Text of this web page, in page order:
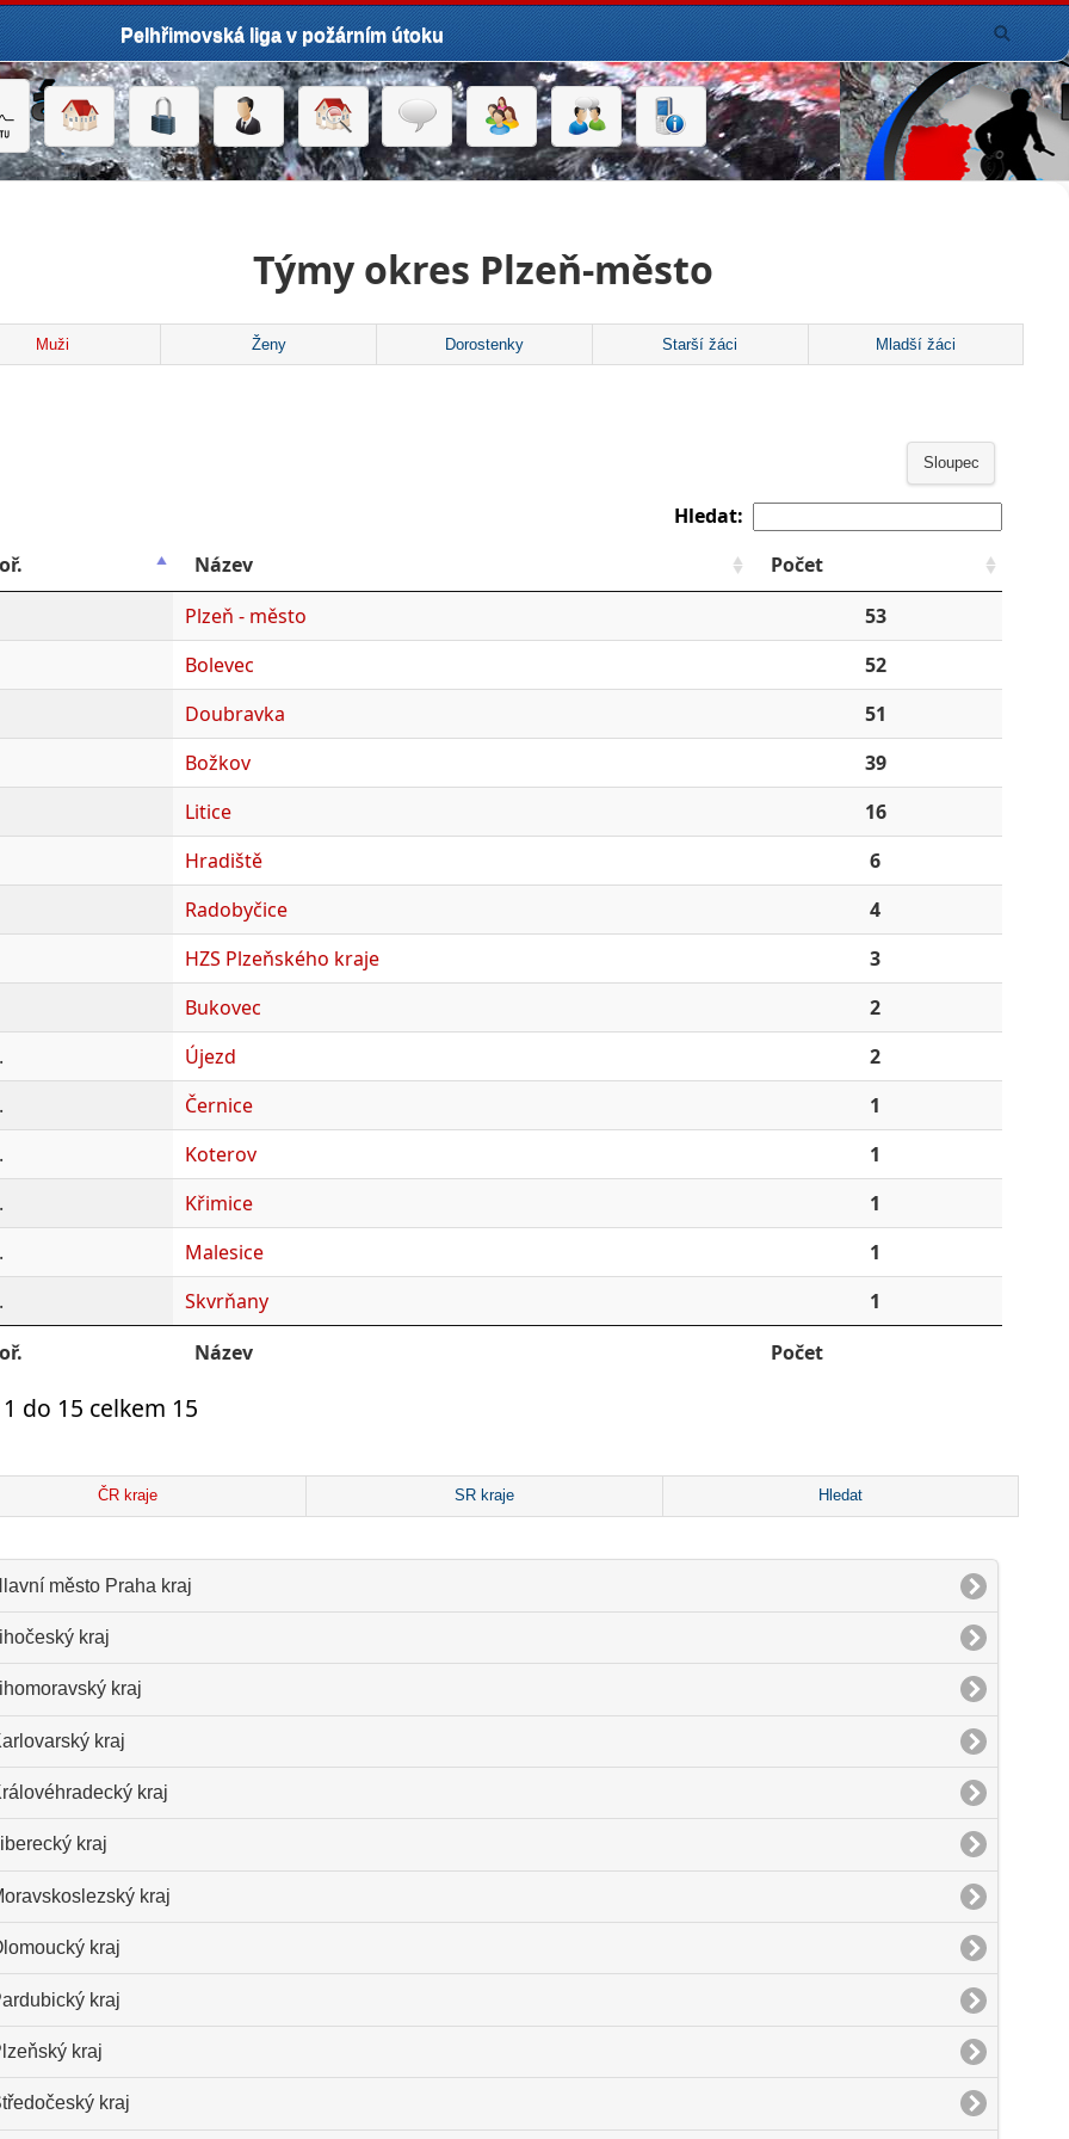
Pelhřimovská liga v požárním útoku
Týmy okres Plzeň-město
Muži Ženy Dorostenky Starší žáci Mladší žáci
Sloupec
Hledat:
Název
Počet
Plzeň - město
53
Bolevec
52
Doubravka
51
Božkov
39
Litice
16
Hradiště
6
Radobyčice
4
HZS Plzeňského kraje
3
Bukovec
2
Újezd
2
Černice
1
Koterov
1
Křimice
1
Malesice
1
Skvrňany
1
Název Počet
do 15 celkem 15
ČR kraje SR kraje Hledat
město Praha kraj
kraj
kraj
kraj
kraj
kraj
kraj
kraj
kraj
kraj
kraj